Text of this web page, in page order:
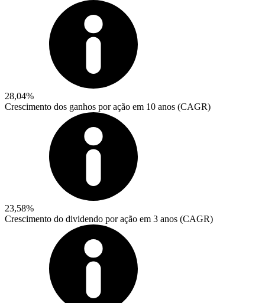
28,04%
Crescimento dos ganhos por ação em 10 anos (CAGR)
23,58%
Crescimento do dividendo por ação em 3 anos (CAGR)